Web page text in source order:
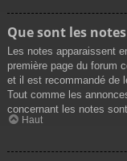
Que sont les notes
Les notes apparaissent
première page du forum
et il est recommandé de
Tout comme les
concernant les notes
Haut